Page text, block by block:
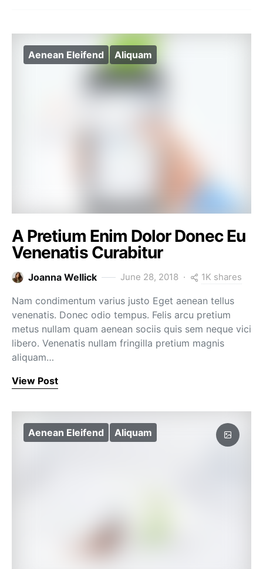
Aenean Eleifend Aliquam
A Pretium Enim Dolor Donec Eu
Venenatis Curabitur
Joanna Wellick June 28, 2018 1K shares
Nam condimentum varius justo Eget aenean tellus
venenatis. Donec odio tempus. Felis arcu pretium
metus nullam quam aenean sociis quis sem neque vici
libero. Venenatis nullam fringilla pretium magnis
aliquam…
View Post
Aenean Eleifend Aliquam